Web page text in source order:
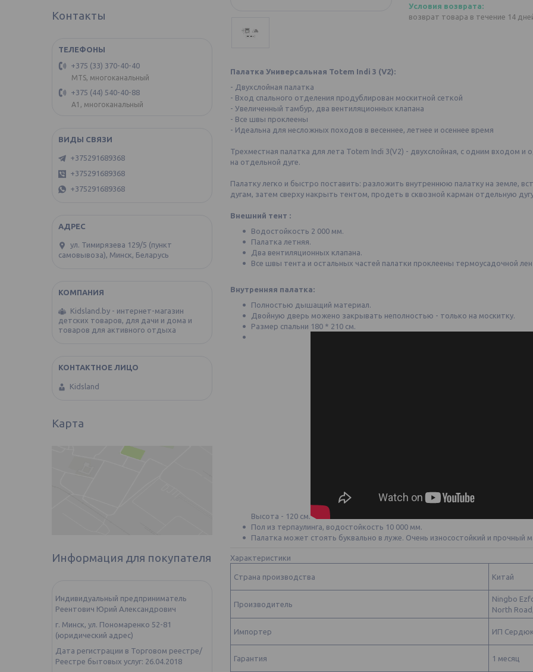
возврат товара в течение 14
Палатка Универсальная Totem Indi 3 (V2):
- Двухслойная палатка
- Вход спального отделения продублирован москитной сеткой
- Увеличенный тамбур, два вентиляционных клапана
- Все швы проклеены
- Идеальна для несложных походов в весеннее, летнее и осеннее время
Трехместная палатка для лета Totem Indi 3(V2) - двухслойная, с одним входом
на отдельной дуге.
Палатку легко и быстро поставить: разложить внутреннюю палатку на земле,
дугам, затем сверху накрыть тентом, продеть в сквозной карман отдельную
Внешний тент :
Водостойкость 2 000 мм.
Палатка летняя.
Два вентиляционных клапана.
Все швы тента и остальных частей палатки проклеены термоусадочной
Внутренняя палатка:
Полностью дышащий материал.
Двойную дверь можено закрывать неполностью - только на москитку.
Размер спальни 180 * 210 см.
Высота - 120 см.
Пол из терпаулинга, водостойкость 10 000 мм.
Палатка может стоять буквально в луже. Очень износостойкий и прочный
Характеристики
Страна производства Китай
Производитель
Ningbo
North
Импортер ИП
Гарантия 1 месяц
Контакты
+375 (33) 370-40-40
MTS, многоканальный
+375 (44) 540-40-88
А1, многоканальный
+375291689368
+375291689368
+375291689368
ул. Тимирязева 129/5 (пункт
самовывоза), Минск, Беларусь
Kidsland.by - интернет-магазин
детских товаров, для дачи и дома и
товаров для активного отдыха
Kidsland
Карта
Информация для покупателя
Индивидуальный предприниматель
Реентович Юрий Александрович
г. Минск, ул. Пономаренко 52-81
(юридический адрес)
Дата регистрации в Торговом реестре/
Реестре бытовых услуг: 26.04.2018